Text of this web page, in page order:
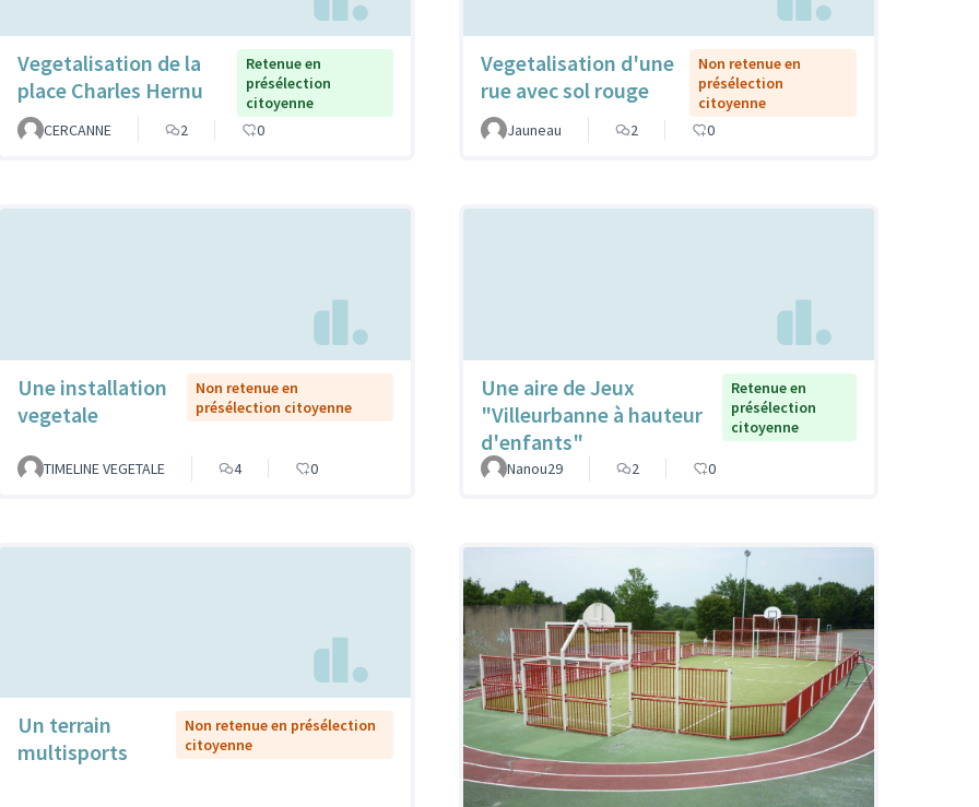
Vegetalisation de la
place Charles Hernu
Retenue en
présélection
citoyenne
CERCANNE
2 0
Vegetalisation d'une
rue avec sol rouge
Non retenue en
présélection
citoyenne
Jauneau
2 0
Une installation
vegetale
Non retenue en
présélection citoyenne
TIMELINE VEGETALE 4 0
Une aire de Jeux
"Villeurbanne à hauteur
d'enfants"
Retenue en
présélection
citoyenne
Nanou29 2 0
Un terrain
multisports
Non retenue en présélection
citoyenne